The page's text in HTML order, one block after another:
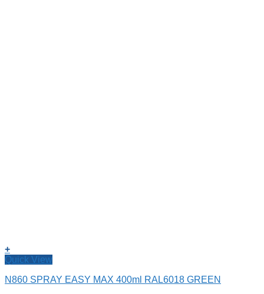
+
Quick View
N860 SPRAY EASY MAX 400ml RAL6018 GREEN